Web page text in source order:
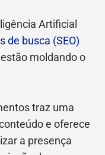
Artificial
de busca (SEO)
moldando o
traz uma
e oferece
a presença